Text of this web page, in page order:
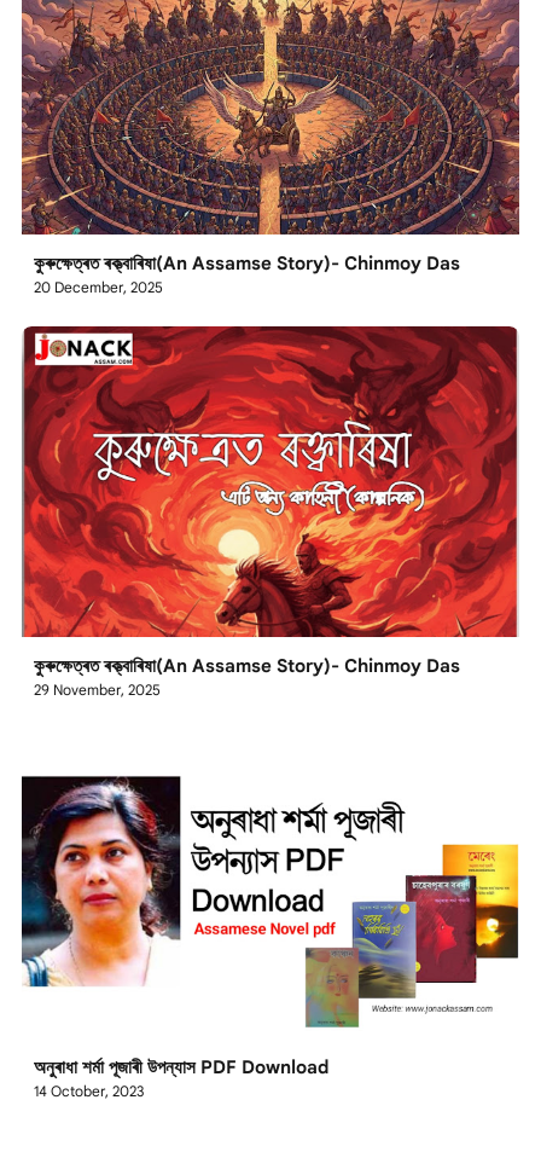
কুৰুক্ষেত্ৰত ৰক্ত্বাৰিষা(An Assamse Story)- Chinmoy Das
20 December, 2025
কুৰুক্ষেত্ৰত ৰক্ত্বাৰিষা(An Assamse Story)- Chinmoy Das
29 November, 2025
অনুৰাধা শৰ্মা পূজাৰী উপন্যাস PDF Download
14 October, 2023